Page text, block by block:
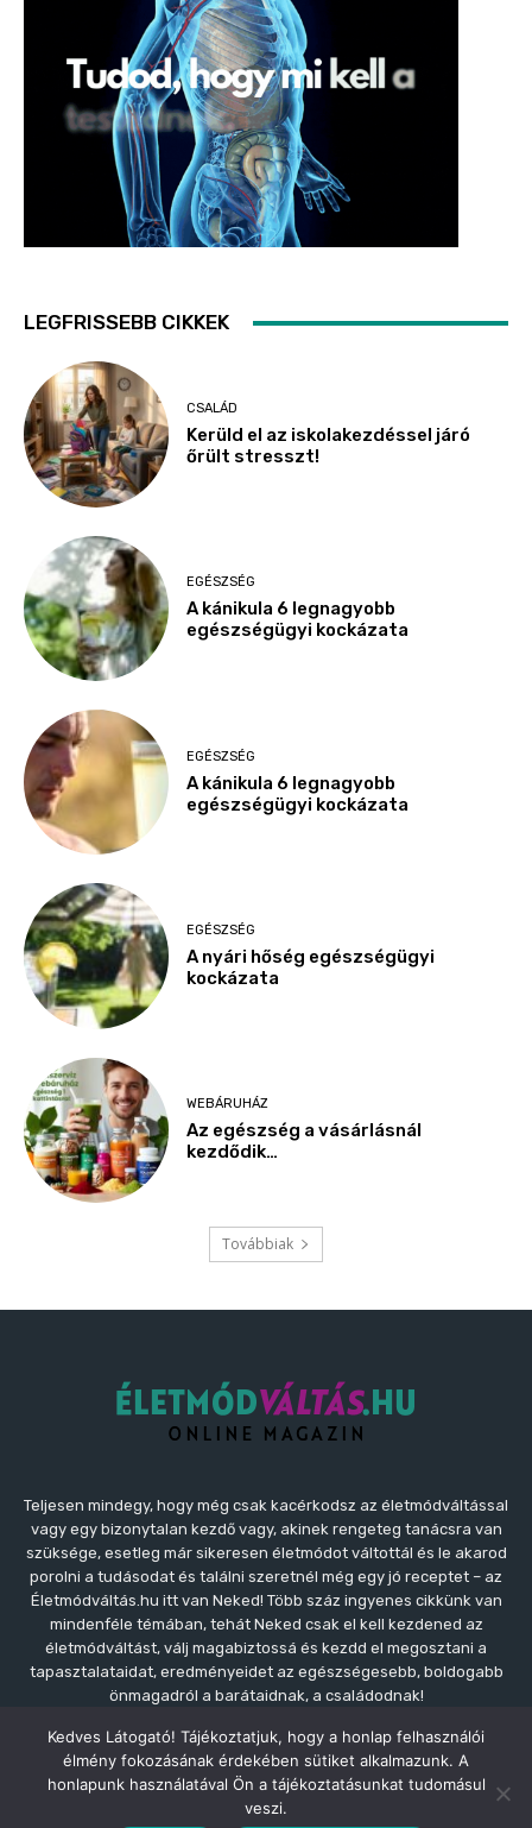
Teljesen mindegy, hogy még csak kacérkodsz az életmódváltással
vagy egy bizonytalan kezdő vagy, akinek rengeteg tanácsra van
szüksége, esetleg már sikeresen életmódot váltottál és le akarod
porolni a tudásodat és találni szeretnél még egy jó receptet – az
Életmódváltás.hu itt van Neked! Több száz ingyenes cikkünk van
mindenféle témában, tehát Neked csak el kell kezdened az
életmódváltást, válj magabiztossá és kezdd el megosztani a
tapasztalataidat, eredményeidet az egészségesebb, boldogabb
önmagadról a barátaidnak, a családodnak!
Kapcsolat:kapcsolat@eletmodvaltas.hu
Kedves Látogató! Tájékoztatjuk, hogy a honlap felhasználói
élmény fokozásának érdekében sütiket alkalmazunk. A
honlapunk használatával Ön a tájékoztatásunkat tudomásul
veszi.